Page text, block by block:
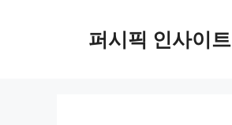
퍼시픽 인사이트